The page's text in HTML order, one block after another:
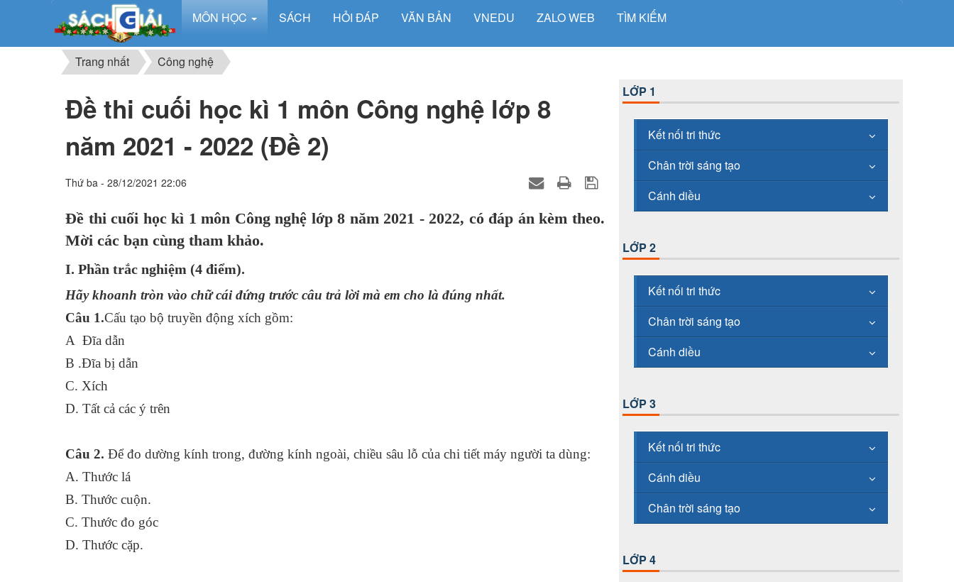
MÔN HỌC SÁCH HỎI ĐÁP VĂN BẢN VNEDU ZALO WEB TÌM KIẾM
Trang nhất Công nghệ
Đề thi cuối học kì 1 môn Công nghệ lớp 8
năm 2021 - 2022 (Đề 2)
Thứ ba - 28/12/2021 22:06
Đề thi cuối học kì 1 môn Công nghệ lớp 8 năm 2021 - 2022, có đáp án kèm theo.
Mời các bạn cùng tham khảo.
I. Phần trắc nghiệm (4 điểm).
Hãy khoanh tròn vào chữ cái đứng trước câu trả lời mà em cho là đúng nhất.
Câu 1.Cấu tạo bộ truyền động xích gồm:
A Đĩa dẫn
B .Đĩa bị dẫn
C. Xích
D. Tất cả các ý trên
Câu 2. Để đo dường kính trong, đường kính ngoài, chiều sâu lỗ của chi tiết máy người ta dùng:
A. Thước lá
B. Thước cuộn.
C. Thước đo góc
D. Thước cặp.
LỚP 1
Kết nối tri thức
Chân trời sáng tạo
Cánh diều
LỚP 2
Kết nối tri thức
Chân trời sáng tạo
Cánh diều
LỚP 3
Kết nối tri thức
Cánh diều
Chân trời sáng tạo
LỚP 4